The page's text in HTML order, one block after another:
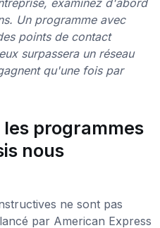
Un programme avec
points de contact
surpassera un réseau
qu'une fois par
programmes
nous
ne sont pas
par American Express